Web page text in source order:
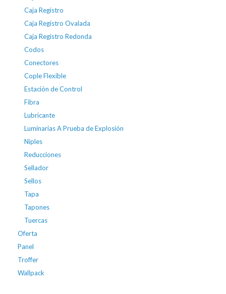
Caja Registro
Caja Registro Ovalada
Caja Registro Redonda
Codos
Conectores
Cople Flexible
Estación de Control
Fibra
Lubricante
Luminarias A Prueba de Explosión
Niples
Reducciones
Sellador
Sellos
Tapa
Tapones
Tuercas
Oferta
Panel
Troffer
Wallpack